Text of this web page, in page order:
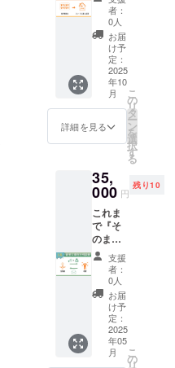
藤を抱
えなが
ら、そ
れでも
一歩踏
み出そ
うとす
る若者
をたく
さん見
こ
そ、"失
もOK"
"悩んで
もOK"
な場所
を、よ
り多く
の若者
に届け
たい。
ここで
同世代
や大人
は人そ
れぞ
れ。 で
も、も
し共感
してい
ただけ
たら──
そのお
気持ち
に、私
り応え
ていき
たいと
思って
いま
す！ あ
なたの
「一
歩」
が、誰
かの
「挑戦
の一
歩」に
なる。
ただき
ますの
で、ご
了承く
ださ
い。 ※
お礼
メッ
セージ
はメー
ルにて
お届け
ます。
(けど、
ミニマ
ム1万円
はお財
布的に
厳し
い・・
・)とい
うDMを
5、6名
の方よ
まし
た。 そ
こで、
お一人
お一人
の想い
を“シェ
ア“いた
だくこ
とが 何
より本
プロ
ジェク
トの推
進力に
させて
いただ
きま
す。 ※
お礼
メッ
セージ
お届け
いたし
す！ ▼
リター
ン内容
①滞在
した若
者から
の感想
メッ
(1名) ②
シン そ
note
で、
【スポ
ンサー
一覧】
でお名
前掲載
③活動
報告レ
ポート
にお名
前掲載
④オー
ナー荒
名から
感謝の
気持ち
を込め
たメッ
セージ
を直接
お送り
す！
「若者
んな想
いでシ
ン その
まんま
荘に向
かい、
どんな
経験を
したの
か」 そ
の心の
内を、
実際に
滞在し
た3名の
2025年
10月ま
での支
援を元
に集め
たデー
タとイ
ンタ
ビュー
を基
に、1冊
として
お届け
す。 若
者たち
のリア
ルな声
を、ぜ
ひ感じ
取って
いただ
ければ
と思い
ます！
▼リ
めたレ
ポート
（PDF
）をお
届けし
ます。
このレ
ポート
は、上
京の理
ストー
リーが
まった
一冊で
す。 さ
らに、
オンラ
イン報
告会で
は、若
者たち
の成長
や経験
を直接
は、仲
間や大
人と相
互に刺
激し合
いなが
ら、若
者が自
分らし
く挑戦
できる
ます！
支援し
てくだ
さった
皆さん
に、若
者たち
のリア
ルな声
をまと
めたレ
ポート
（PDF
）をお
届けし
者：
0人
お届
け予
定：
2025
年10
月
詳細を見る
こ
の
リ
タ
ー
ン
を
選
択
す
る
35,
000 円
残り10
これま
で『そ
のまん
ま荘』
を通じ
て、
1000名
以上の
若者た
ちの悩
みや転
機に寄
支援
者：
0人
お届
け予
定：
2025
年05
月
こ
の